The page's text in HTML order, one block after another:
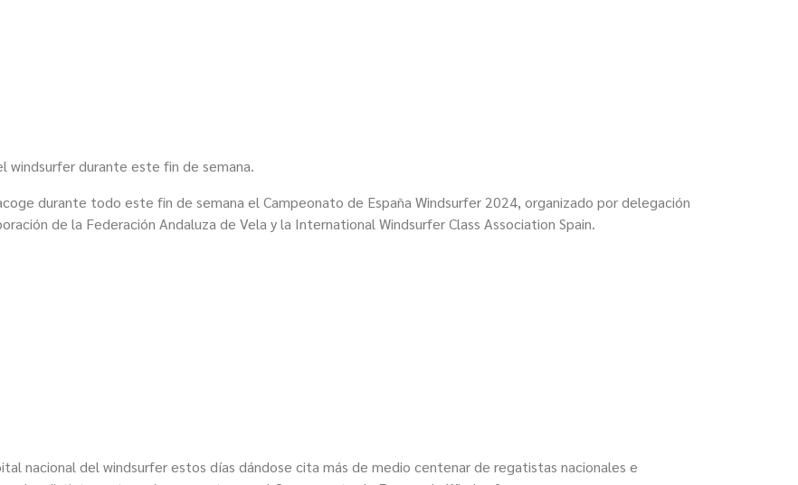
windsurfer durante este fin de semana.
durante todo este fin de semana el Campeonato de España Windsurfer 2024, organizado por delegación
de la Federación Andaluza de Vela y la International Windsurfer Class Association Spain.
nacional del windsurfer estos días dándose cita más de medio centenar de regatistas nacionales e